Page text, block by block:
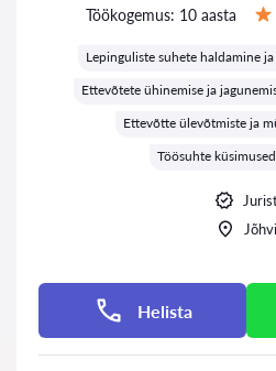
Töökogemus: 10 aasta
Lepinguliste suhete haldamine
Ettevõtete ühinemise ja
Ettevõtte ülevõtmiste ja
Töösuhte
Jõhvi
Helista